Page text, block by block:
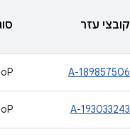
קובצי עזר
A-189857506
A-193033243